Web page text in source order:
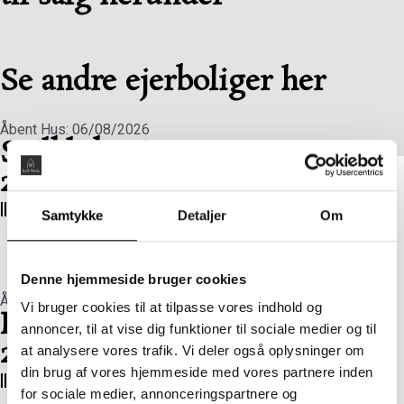
Samtykke Detaljer Om
Denne hjemmeside bruger cookies
Vi bruger cookies til at tilpasse vores indhold og
annoncer, til at vise dig funktioner til sociale medier og til
at analysere vores trafik. Vi deler også oplysninger om
din brug af vores hjemmeside med vores partnere inden
for sociale medier, annonceringspartnere og
Se andre ejerboliger her
Åbent Hus: 06/08/2026
Sejlklubvej 1, 1. tv
2450 København SV
Boligareal 86 m2 Værelser 2 Pris 5.465.000 kr.
Åbent Hus: 06/08/2026
Flyndervej 3, 1. tv
2450 København SV
Boligareal 86 m2 Værelser 2 Pris 4.820.000 kr.